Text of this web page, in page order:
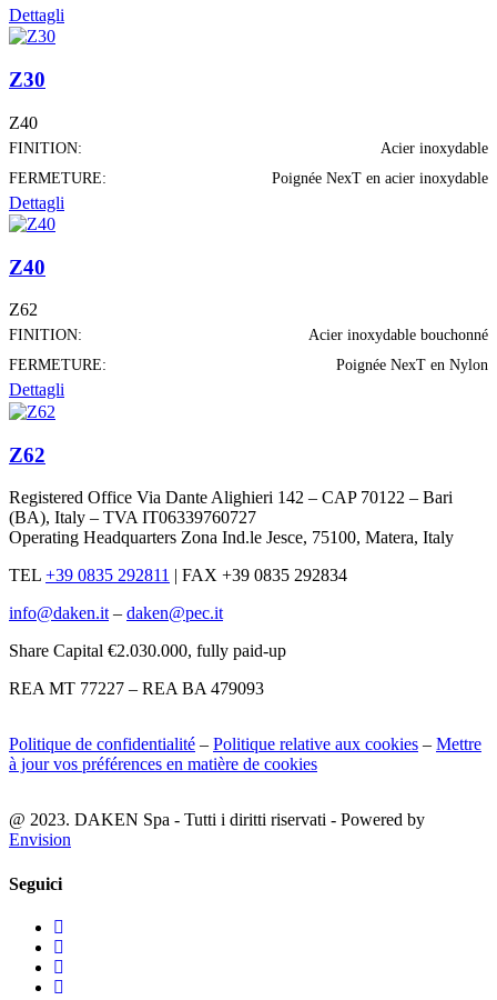
Dettagli
Z30
Z40
FINITION:
Acier inoxydable
FERMETURE:
Poignée NexT en acier inoxydable
Dettagli
Z40
Z62
FINITION:
Acier inoxydable bouchonné
FERMETURE:
Poignée NexT en Nylon
Dettagli
Z62
Registered Office Via Dante Alighieri 142 – CAP 70122 – Bari
(BA), Italy – TVA IT06339760727
Operating Headquarters Zona Ind.le Jesce, 75100, Matera, Italy
TEL +39 0835 292811 | FAX +39 0835 292834
info@daken.it – daken@pec.it
Share Capital €2.030.000, fully paid-up
REA MT 77227 – REA BA 479093
Politique de confidentialité – Politique relative aux cookies – Mettre
à jour vos préférences en matière de cookies
@ 2023. DAKEN Spa - Tutti i diritti riservati - Powered by
Envision
Seguici